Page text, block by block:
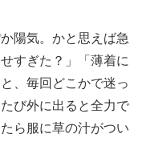
陽気。かと思えば急
すぎた？」「薄着に
、毎回どこかで迷っ
び外に出ると全力で
ら服に草の汁がつい